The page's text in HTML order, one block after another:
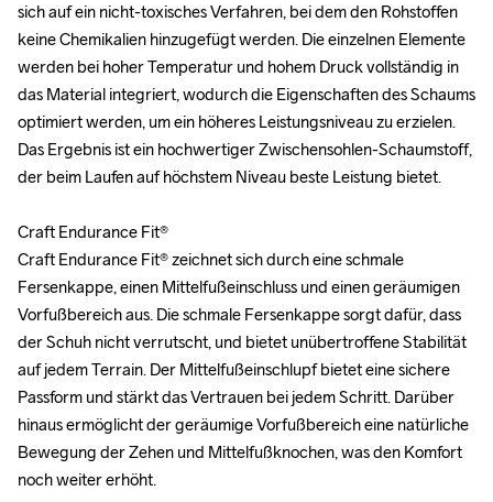
sich auf ein nicht-toxisches Verfahren, bei dem den Rohstoffen
keine Chemikalien hinzugefügt werden. Die einzelnen Elemente
werden bei hoher Temperatur und hohem Druck vollständig in
das Material integriert, wodurch die Eigenschaften des Schaums
optimiert werden, um ein höheres Leistungsniveau zu erzielen.
Das Ergebnis ist ein hochwertiger Zwischensohlen-Schaumstoff,
der beim Laufen auf höchstem Niveau beste Leistung bietet.
Craft Endurance Fit®
Craft Endurance Fit® zeichnet sich durch eine schmale
Fersenkappe, einen Mittelfußeinschluss und einen geräumigen
Vorfußbereich aus. Die schmale Fersenkappe sorgt dafür, dass
der Schuh nicht verrutscht, und bietet unübertroffene Stabilität
auf jedem Terrain. Der Mittelfußeinschlupf bietet eine sichere
Passform und stärkt das Vertrauen bei jedem Schritt. Darüber
hinaus ermöglicht der geräumige Vorfußbereich eine natürliche
Bewegung der Zehen und Mittelfußknochen, was den Komfort
noch weiter erhöht.
sich auf ein nicht-toxisches Verfahren, bei dem den Rohstoffen
keine Chemikalien hinzugefügt werden. Die einzelnen Elemente
werden bei hoher Temperatur und hohem Druck vollständig in
das Material integriert, wodurch die Eigenschaften des Schaums
optimiert werden, um ein höheres Leistungsniveau zu erzielen.
Das Ergebnis ist ein hochwertiger Zwischensohlen-Schaumstoff,
der beim Laufen auf höchstem Niveau beste Leistung bietet.
Craft Endurance Fit®
Craft Endurance Fit® zeichnet sich durch eine schmale
Fersenkappe, einen Mittelfußeinschluss und einen geräumigen
Vorfußbereich aus. Die schmale Fersenkappe sorgt dafür, dass
der Schuh nicht verrutscht, und bietet unübertroffene Stabilität
auf jedem Terrain. Der Mittelfußeinschlupf bietet eine sichere
Passform und stärkt das Vertrauen bei jedem Schritt. Darüber
hinaus ermöglicht der geräumige Vorfußbereich eine natürliche
Bewegung der Zehen und Mittelfußknochen, was den Komfort
noch weiter erhöht.